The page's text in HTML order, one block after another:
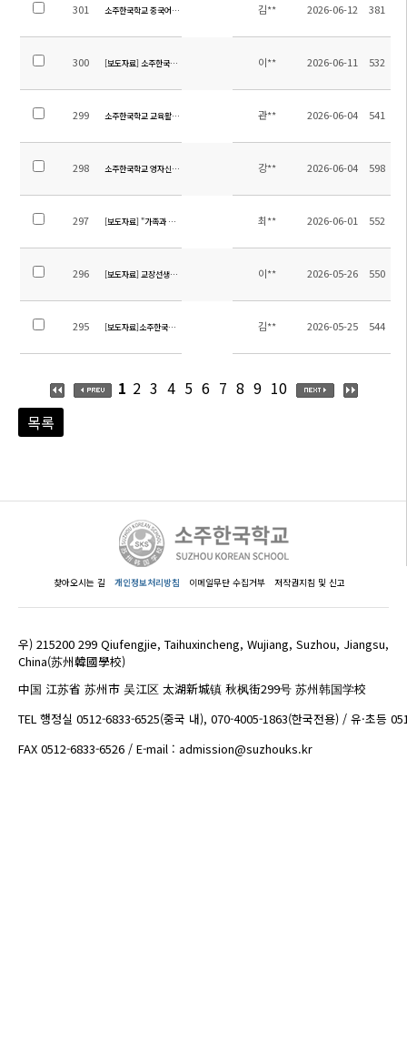
301 소주한국학교 중국어 신문 6월호 김** 2026-06-12 381
300 [보도자료] 소주한국학교 위해 벽돌장학회 세운다_재외동포신문
이** 2026-06-11 532
299 소주한국학교 교육활동 소개_우장뉴스(Wujiang NEWS)
관** 2026-06-04 541
298 소주한국학교 영자신문 6월호 강** 2026-06-04 598
297 [보도자료] "가족과 함께 하는 독서피크닉" 소주한국학교 초등기사
최** 2026-06-01 552
296 [보도자료] 교장선생님과 함께 하는 학교과실나무 탐방_쑤저우 오강일보
이** 2026-05-26 550
295 [보도자료]소주한국학교 "스승의 날" 행사 김** 2026-05-25 544
1 2 3 4 5 6 7 8 9 10
목록
찾아오시는 길 개인정보처리방침 이메일무단 수집거부 저작권지침 및 신고
우) 215200 299 Qiufengjie, Taihuxincheng, Wujiang, Suzhou, Jiangsu,
China(苏州韓國學校)
中国 江苏省 苏州市 吴江区 太湖新城镇 秋枫街299号 苏州韩国学校
TEL 행정실 0512-6833-6525(중국 내), 070-4005-1863(한국전용) / 유·초등
FAX 0512-6833-6526 / E-mail : admission@suzhouks.kr